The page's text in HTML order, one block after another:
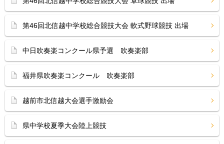
第46回北信越中学校総合競技大会 軟式野球競技 出場
中日吹奏楽コンクール県予選 吹奏楽部
福井県吹奏楽コンクール 吹奏楽部
越前市北信越大会選手激励会
県中学校夏季大会陸上競技